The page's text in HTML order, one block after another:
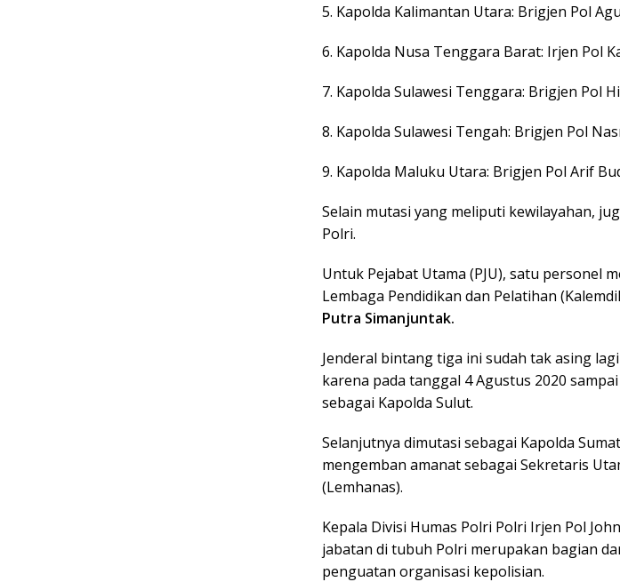
5. Kapolda Kalimantan Utara: Brigjen Pol
6. Kapolda Nusa Tenggara Barat: Irjen Pol
7. Kapolda Sulawesi Tenggara: Brigjen Pol
8. Kapolda Sulawesi Tengah: Brigjen Pol
9. Kapolda Maluku Utara: Brigjen Pol Arif
Selain mutasi yang meliputi kewilayahan,
Polri.
Untuk Pejabat Utama (PJU), satu personel
Lembaga Pendidikan dan Pelatihan
Putra Simanjuntak.
Jenderal bintang tiga ini sudah tak asing
karena pada tanggal 4 Agustus 2020
sebagai Kapolda Sulut.
Selanjutnya dimutasi sebagai Kapolda
mengemban amanat sebagai Sekretaris
(Lemhanas).
Kepala Divisi Humas Polri Polri Irjen Pol
jabatan di tubuh Polri merupakan bagian
penguatan organisasi kepolisian.